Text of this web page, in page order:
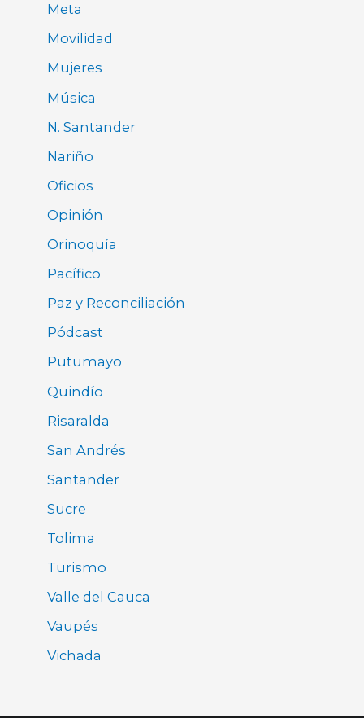
Meta
Movilidad
Mujeres
Música
N. Santander
Nariño
Oficios
Opinión
Orinoquía
Pacífico
Paz y Reconciliación
Pódcast
Putumayo
Quindío
Risaralda
San Andrés
Santander
Sucre
Tolima
Turismo
Valle del Cauca
Vaupés
Vichada